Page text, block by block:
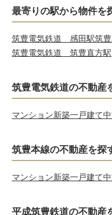
最寄りの駅から物件を
筑豊電気鉄道 感田駅筑
筑豊電気鉄道 筑豊直方駅
筑豊電気鉄道の不動産
マンション新築一戸建て
筑豊本線の不動産を探
マンション新築一戸建て
平成筑豊鉄道の不動産